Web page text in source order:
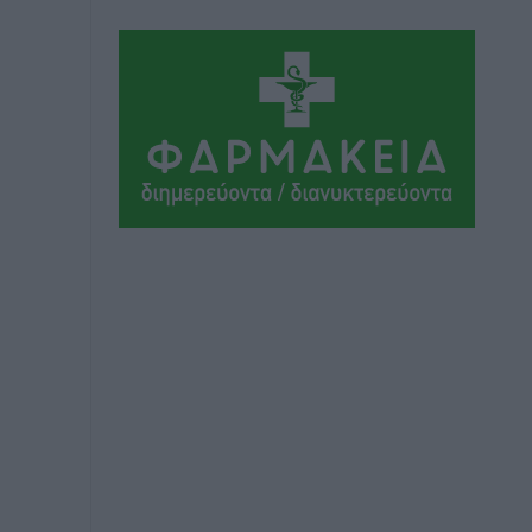
πριν 8 ώρες
Το στενό της Κρεμαστής μπήκε στη
λίστα των 7 θαυμάτων της αναμονής
Δημο-Κρίσεις• πριν 8 ώρες